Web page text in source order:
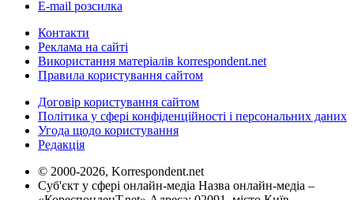
E-mail розсилка
Контакти
Реклама на сайті
Використання матеріалів korrespondent.net
Правила користування сайтом
Договір користування сайтом
Політика у сфері конфіденційності і персональних даних
Угода щодо користування
Редакція
© 2000-2026, Korrespondent.net
Суб'єкт у сфері онлайн-медіа Назва онлайн-медіа –